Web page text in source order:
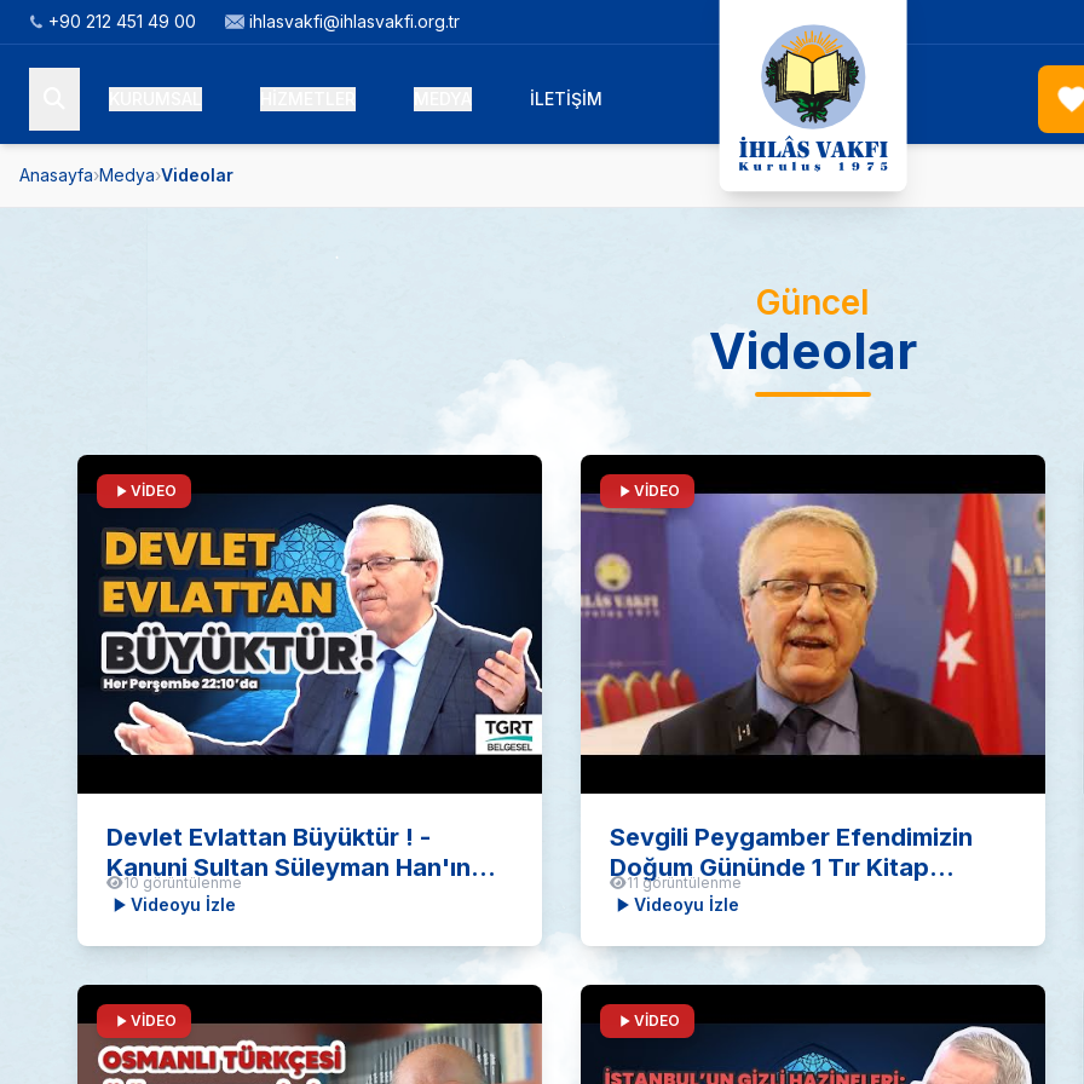
+90 212 451 49 00 ihlasvakfi@ihlasvakfi.org.tr
İLETİŞİM
Anasayfa›Medya›Videolar
Güncel
Videolar
VİDEO
Devlet Evlattan Büyüktür ! -
Kanuni Sultan Süleyman Han'ın
şehzadelerinin hazin hikayesi
10 görüntülenme
Videoyu İzle
VİDEO
Sevgili Peygamber Efendimizin
Doğum Gününde 1 Tır Kitap
Dağıtıyoruz
11 görüntülenme
Videoyu İzle
VİDEO VİDEO